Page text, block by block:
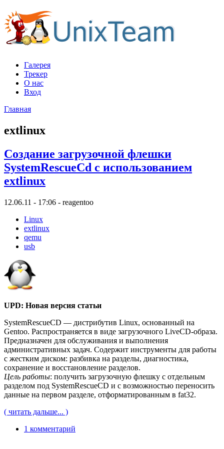
Галерея
Трекер
О нас
Вход
Главная
extlinux
Создание загрузочной флешки
SystemRescueCd с использованием
extlinux
12.06.11 - 17:06 - reagentoo
Linux
extlinux
qemu
usb
UPD: Новая версия статьи
SystemRescueCD — дистрибутив Linux, основанный на
Gentoo. Распространяется в виде загрузочного LiveCD-образа.
Предназначен для обслуживания и выполнения
административных задач. Содержит инструменты для работы
с жестким диском: разбивка на разделы, диагностика,
сохранение и восстановление разделов.
Цель работы: получить загрузочную флешку с отдельным
разделом под SystemRescueCD и с возможностью переносить
данные на первом разделе, отформатированным в fat32.
( читать дальше... )
1 комментарий